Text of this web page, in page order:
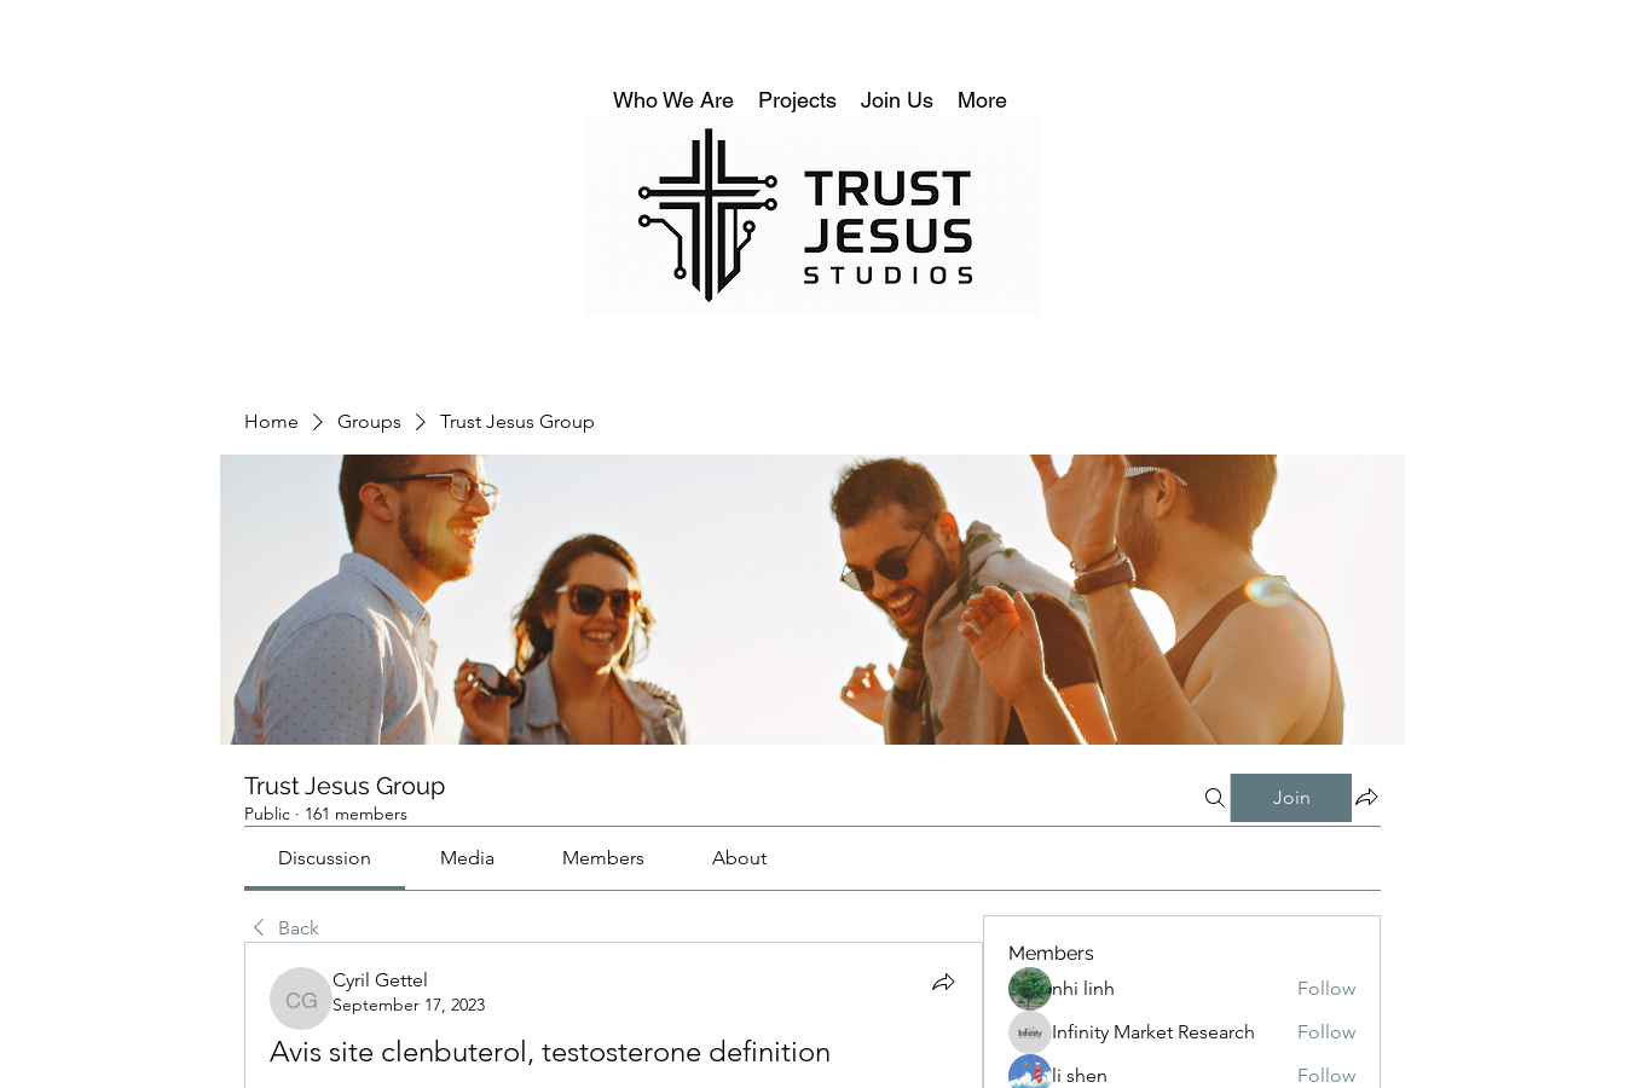
Who We Are Projects Join Us More
Home Groups Trust Jesus Group
Trust Jesus Group
Public · 161 members
Join
Discussion Media Members About
Back
Cyril Gettel
Cyril Gettel
September 17, 2023
Avis site clenbuterol, testosterone definition
Members
nhi linh
Follow
Infinity Market Research
Follow
li shen
Follow